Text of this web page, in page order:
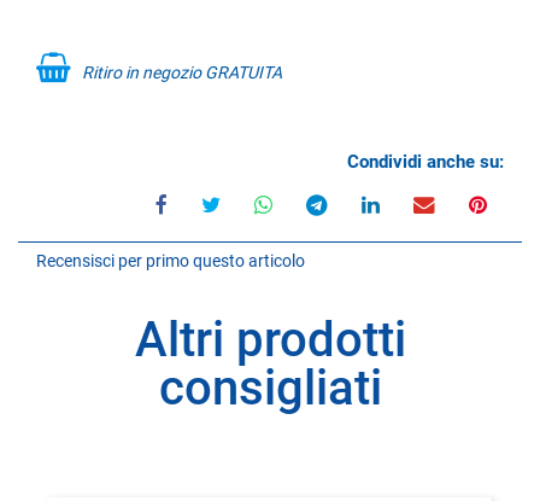
Ritiro in negozio GRATUITA
Condividi anche su:
Recensisci per primo questo articolo
Altri prodotti
consigliati